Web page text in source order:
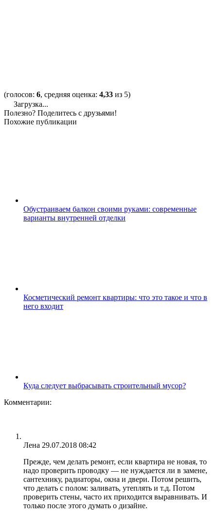
(голосов: 6, средняя оценка: 4,33 из 5)
Загрузка...
Полезно? Поделитесь с друзьями!
Похожие публикации
Обустраиваем балкон своими руками: современные
варианты внутренней отделки
Косметический ремонт квартиры: что это такое и что в
него входит
Куда следует выбрасывать строительный мусор?
Комментарии:
Лена 29.07.2018 08:42
Прежде, чем делать ремонт, если квартира не новая, то
надо проверить проводку — не нуждается ли в замене,
сантехнику, радиаторы, окна и двери. Потом решить,
что делать с полом: заливать, утеплять и т.д. Потом
проверить стены, часто их приходится выравнивать. И
только после этого думать о дизайне.